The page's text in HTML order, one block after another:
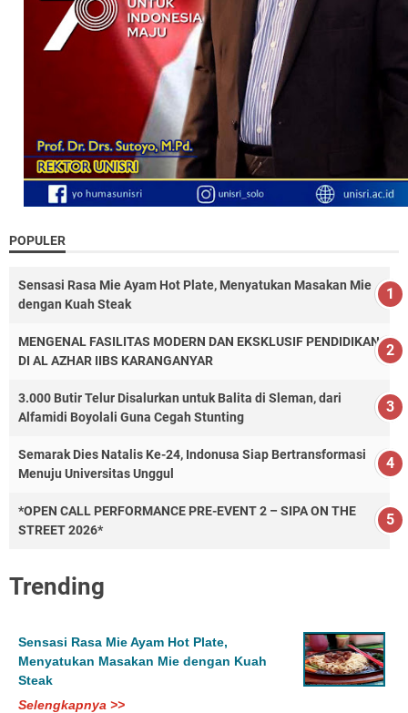
POPULER
Sensasi Rasa Mie Ayam Hot Plate, Menyatukan Masakan Mie
dengan Kuah Steak
MENGENAL FASILITAS MODERN DAN EKSKLUSIF PENDIDIKAN
DI AL AZHAR IIBS KARANGANYAR
3.000 Butir Telur Disalurkan untuk Balita di Sleman, dari
Alfamidi Boyolali Guna Cegah Stunting
Semarak Dies Natalis Ke-24, Indonusa Siap Bertransformasi
Menuju Universitas Unggul
*OPEN CALL PERFORMANCE PRE-EVENT 2 – SIPA ON THE
STREET 2026*
Trending
Sensasi Rasa Mie Ayam Hot Plate,
Menyatukan Masakan Mie dengan Kuah
Steak
Selengkapnya >>